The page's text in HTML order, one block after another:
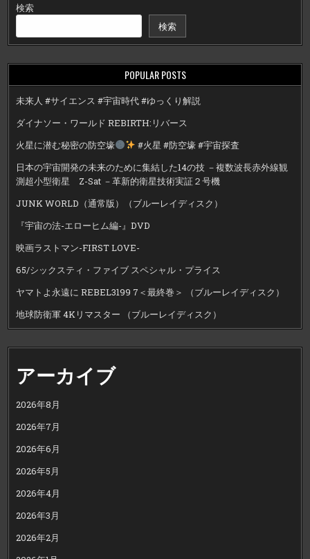
検索
検索
POPULAR POSTS
未来人 #サイエンス #宇宙時代 #ゆっくり解説
ダイナソー・ワールド REBIRTH:リバース
火星に潜む秘密の防空壕
#火星 #防空壕 #宇宙探査
日本の宇宙開発の未来のために集結した14の技 －複数波長赤外線観
測超小型衛星 Z-Sat －革新的衛星技術実証２号機
JUNK WORLD（通常版）（ブルーレイディスク）
『宇宙の法-エローヒム編-』DVD
映画ラストマン-FIRST LOVE-
65/シックスティ・ファイブ スペシャル・プライス
ヤマトよ永遠に REBEL3199 7＜最終巻＞ （ブルーレイディスク）
地球防衛軍 4Kリマスター （ブルーレイディスク）
アーカイブ
2026年8月
2026年7月
2026年6月
2026年5月
2026年4月
2026年3月
2026年2月